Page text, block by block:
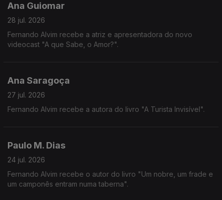
Ana Guiomar
28 jul. 2026
Fernando Alvim recebe a atriz e apresentadora do novo
videocast "A que Sabe, o Amor?".
Ana Saragoça
27 jul. 2026
Fernando Alvim recebe a autora do livro "A Turista Invisível".
Paulo M. Dias
24 jul. 2026
Fernando Alvim recebe o autor do livro "Um nobre, um frade e
um camponês entram numa taberna".